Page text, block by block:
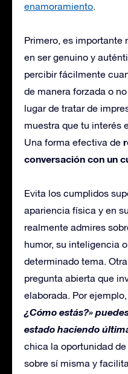
enamoramiento.
Primero, es importante
en ser genuino y
percibir fácilmente
de manera forzada o
lugar de tratar de
muestra que tu interés
Una forma efectiva de
conversación con un
Evita los cumplidos
apariencia física y en
realmente admires
humor, su inteligencia
determinado tema.
pregunta abierta que
elaborada. Por
¿Cómo estás?»
estado haciendo
chica la oportunidad
sobre sí misma y